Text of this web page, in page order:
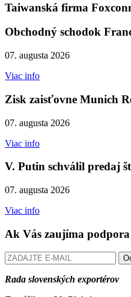
Taiwanská firma
Obchodný schodok
07. augusta 2026
Viac info
Zisk zaisťovne Munich
07. augusta 2026
Viac info
V. Putin schválil predaj
07. augusta 2026
Viac info
Ak Vás zaujíma
Rada slovenských exportérov